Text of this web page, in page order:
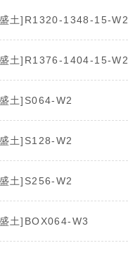
土]R1320-1348-15-W2
土]R1376-1404-15-W2
土]S064-W2
土]S128-W2
土]S256-W2
土]BOX064-W3